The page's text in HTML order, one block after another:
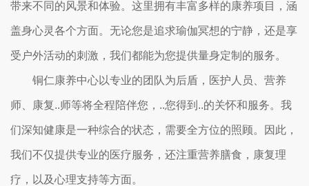
带来不同的风景和体验。这里拥有丰富多样的康养项目，涵
盖身心灵各个方面。无论您是追求瑜伽冥想的宁静，还是享
受户外活动的刺激，我们都能为您提供量身定制的服务。
铜仁康养中心以专业的团队为后盾，医护人员、营养
师、康复..师等将全程陪伴您，..您得到..的关怀和服务。我
们深知健康是一种综合的状态，需要全方位的照顾。因此，
我们不仅提供专业的医疗服务，还注重营养膳食，康复理
疗，以及心理支持等方面。